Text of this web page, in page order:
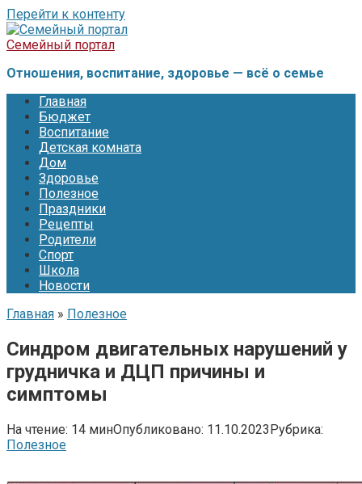
Перейти к контенту
Семейный портал
Отношения, воспитание, здоровье — всё о семье
Главная
Бюджет
Воспитание
Детская комната
Дом
Здоровье
Полезное
Праздники
Рецепты
Родители
Спорт
Школа
Новости
Главная » Полезное
Синдром двигательных нарушений у
грудничка и ДЦП причины и
симптомы
На чтение: 14 минОпубликовано: 11.10.2023Рубрика:
Полезное